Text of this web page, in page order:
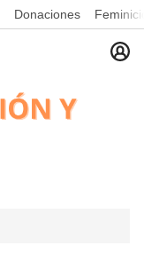
Donaciones